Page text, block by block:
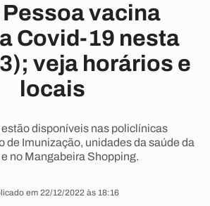
vacina
Covid-19 nesta
veja horários e
locais
disponíveis nas policlínicas
de Imunização, unidades da saúde da
no Mangabeira Shopping.
em 22/12/2022 às 18:16